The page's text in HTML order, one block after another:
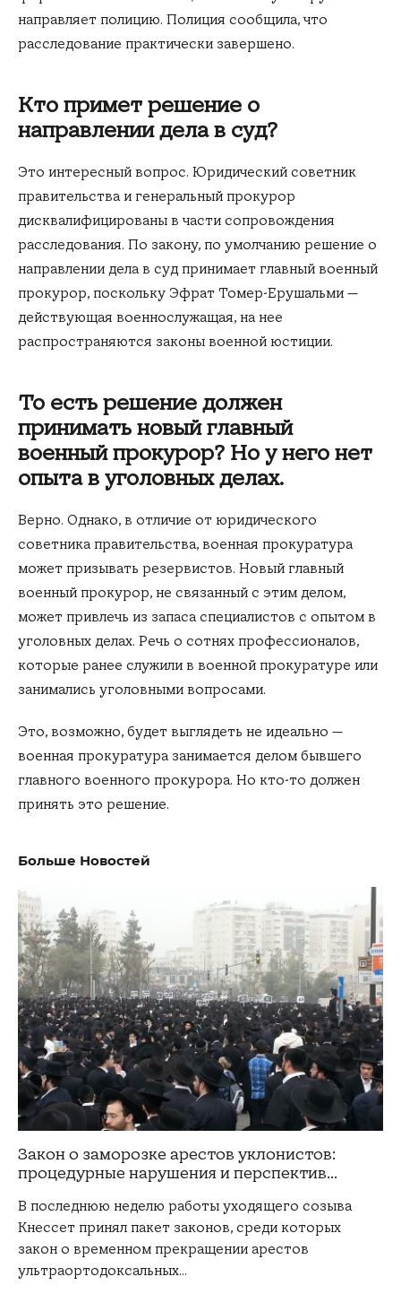
направляет полицию. Полиция сообщила, что
расследование практически завершено.
Кто примет решение о
направлении дела в суд?
Это интересный вопрос. Юридический советник
правительства и генеральный прокурор
дисквалифицированы в части сопровождения
расследования. По закону, по умолчанию решение о
направлении дела в суд принимает главный военный
прокурор, поскольку Эфрат Томер-Ерушальми —
действующая военнослужащая, на нее
распространяются законы военной юстиции.
То есть решение должен
принимать новый главный
военный прокурор? Но у него нет
опыта в уголовных делах.
Верно. Однако, в отличие от юридического
советника правительства, военная прокуратура
может призывать резервистов. Новый главный
военный прокурор, не связанный с этим делом,
может привлечь из запаса специалистов с опытом в
уголовных делах. Речь о сотнях профессионалов,
которые ранее служили в военной прокуратуре или
занимались уголовными вопросами.
Это, возможно, будет выглядеть не идеально —
военная прокуратура занимается делом бывшего
главного военного прокурора. Но кто-то должен
принять это решение.
Больше Новостей
Закон о заморозке арестов уклонистов:
процедурные нарушения и перспектив...
В последнюю неделю работы уходящего созыва
Кнессет принял пакет законов, среди которых
закон о временном прекращении арестов
ультраортодоксальных…